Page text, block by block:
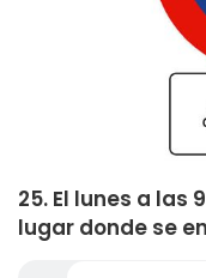
25. El lunes a las
lugar donde se